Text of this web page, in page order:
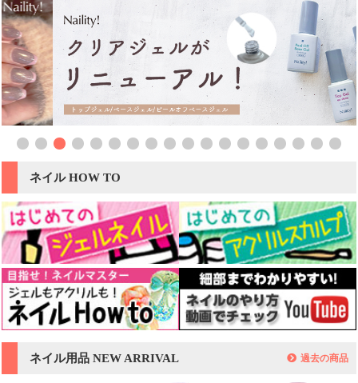
ネイル HOW TO
ネイル用品 NEW ARRIVAL 過去の商品